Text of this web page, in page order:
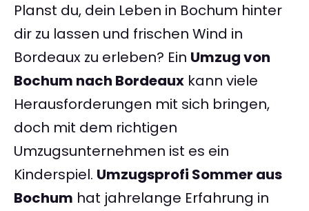
Planst du, dein Leben in Bochum hinter
dir zu lassen und frischen Wind in
Bordeaux zu erleben? Ein Umzug von
Bochum nach Bordeaux kann viele
Herausforderungen mit sich bringen,
doch mit dem richtigen
Umzugsunternehmen ist es ein
Kinderspiel. Umzugsprofi Sommer aus
Bochum hat jahrelange Erfahrung in